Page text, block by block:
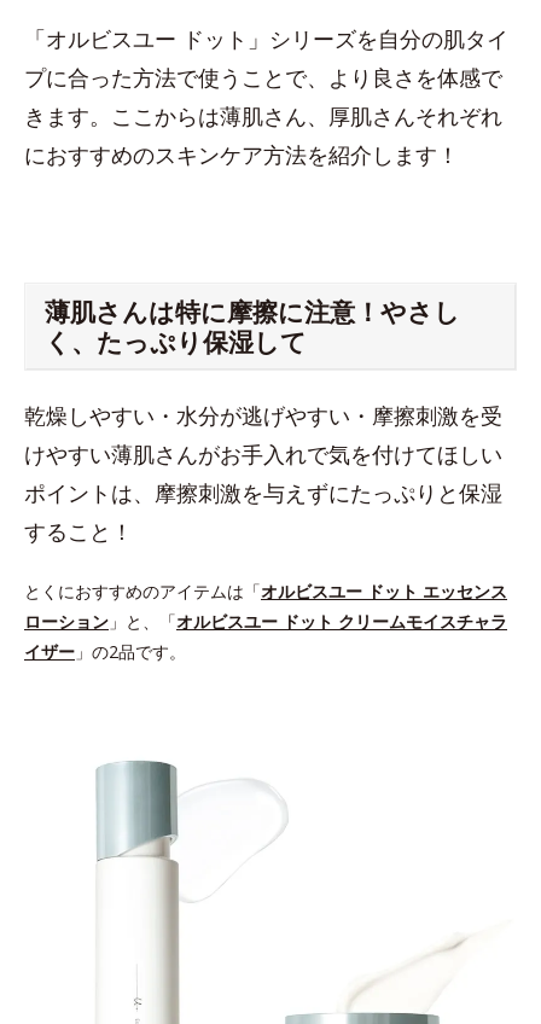
「オルビスユー ドット」シリーズを自分の肌タイ
プに合った方法で使うことで、より良さを体感で
きます。ここからは薄肌さん、厚肌さんそれぞれ
におすすめのスキンケア方法を紹介します！
薄肌さんは特に摩擦に注意！やさし
く、たっぷり保湿して
乾燥しやすい・水分が逃げやすい・摩擦刺激を受
けやすい薄肌さんがお手入れで気を付けてほしい
ポイントは、摩擦刺激を与えずにたっぷりと保湿
すること！
とくにおすすめのアイテムは「オルビスユー ドット エッセンス
ローション 」と、「オルビスユー ドット クリームモイスチャラ
イザー 」の2品です。